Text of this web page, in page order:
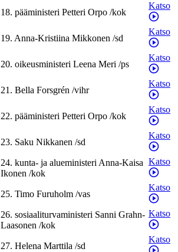
18. pääministeri Petteri Orpo /kok
Katso
19. Anna-Kristiina Mikkonen /sd
Katso
20. oikeusministeri Leena Meri /ps
Katso
21. Bella Forsgrén /vihr
Katso
22. pääministeri Petteri Orpo /kok
Katso
23. Saku Nikkanen /sd
Katso
24. kunta- ja alueministeriAnna-Kaisa
Ikonen /kok
Katso
25. Timo Furuholm /vas
Katso
26. sosiaaliturvaministeri Sanni Grahn-
Laasonen /kok
Katso
27. Helena Marttila /sd
Katso